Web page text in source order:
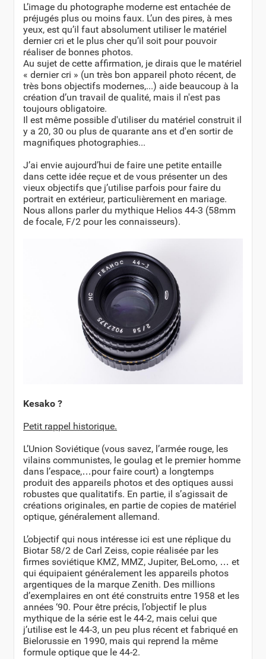
L’image du photographe moderne est entachée de
préjugés plus ou moins faux. L’un des pires, à mes
yeux, est qu’il faut absolument utiliser le matériel
dernier cri et le plus cher qu’il soit pour pouvoir
réaliser de bonnes photos.
Au sujet de cette affirmation, je dirais que le matériel
« dernier cri » (un très bon appareil photo récent, de
très bons objectifs modernes,...) aide beaucoup à la
création d’un travail de qualité, mais il n'est pas
toujours obligatoire.
Il est même possible d'utiliser du matériel construit il
y a 20, 30 ou plus de quarante ans et d'en sortir de
magnifiques photographies...
J’ai envie aujourd’hui de faire une petite entaille
dans cette idée reçue et de vous présenter un des
vieux objectifs que j’utilise parfois pour faire du
portrait en extérieur, particulièrement en mariage.
Nous allons parler du mythique Helios 44-3 (58mm
de focale, F/2 pour les connaisseurs).
Kesako ?
Petit rappel historique.
L’Union Soviétique (vous savez, l’armée rouge, les
vilains communistes, le goulag et le premier homme
dans l’espace,…pour faire court) a longtemps
produit des appareils photos et des optiques aussi
robustes que qualitatifs. En partie, il s’agissait de
créations originales, en partie de copies de matériel
optique, généralement allemand.
L’objectif qui nous intéresse ici est une réplique du
Biotar 58/2 de Carl Zeiss, copie réalisée par les
firmes soviétique KMZ, MMZ, Jupiter, BeLomo, … et
qui équipaient généralement les appareils photos
argentiques de la marque Zenith. Des millions
d’exemplaires en ont été construits entre 1958 et les
années ‘90. Pour être précis, l’objectif le plus
mythique de la série est le 44-2, mais celui que
j’utilise est le 44-3, un peu plus récent et fabriqué en
Bielorussie en 1990, mais qui reprend la même
formule optique que le 44-2.